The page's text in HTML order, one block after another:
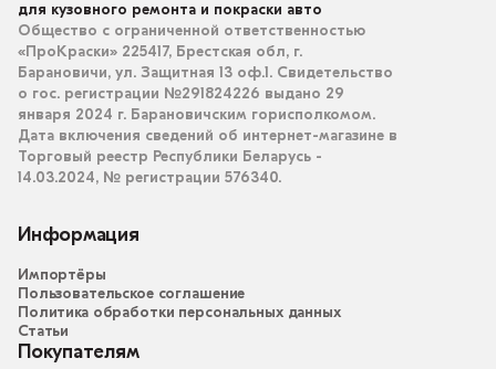
для кузовного ремонта и покраски авто
Общество с ограниченной ответственностью
«ПроКраски» 225417, Брестская обл, г.
Барановичи, ул. Защитная 13 оф.1. Свидетельство
о гос. регистрации №291824226 выдано 29
января 2024 г. Барановичским горисполкомом.
Дата включения сведений об интернет-магазине в
Торговый реестр Республики Беларусь -
14.03.2024, № регистрации 576340.
Информация
Импортёры
Пользовательское соглашение
Политика обработки персональных данных
Статьи
Покупателям